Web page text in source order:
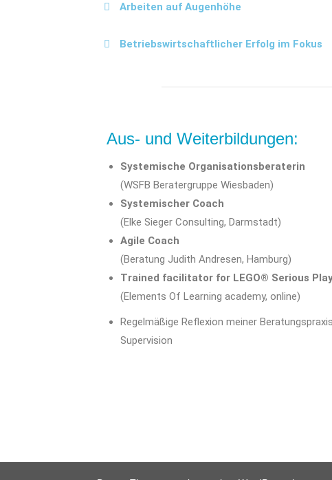
Arbeiten auf Augenhöhe
Betriebswirtschaftlicher Erfolg im Fokus
Aus- und Weiterbildungen:
Systemische Organisationsberaterin
(WSFB Beratergruppe Wiesbaden)
Systemischer Coach
(Elke Sieger Consulting, Darmstadt)
Agile Coach
(Beratung Judith Andresen, Hamburg)
Trained facilitator for LEGO® Serious
(Elements Of Learning academy, online)
Regelmäßige Reflexion meiner
Supervision